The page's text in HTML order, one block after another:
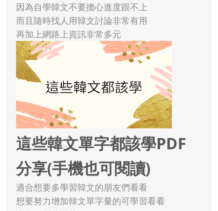
因為自學韓文不要擔心進度跟不上
而且隨時找人用韓文討論非常有用
再加上網路上資訊非常多元
這些韓文單字都該學PDF
分享(手機也可閱讀)
適合想要多學習韓文的朋友們看看
想要努力增加韓文單字量的可學習看看